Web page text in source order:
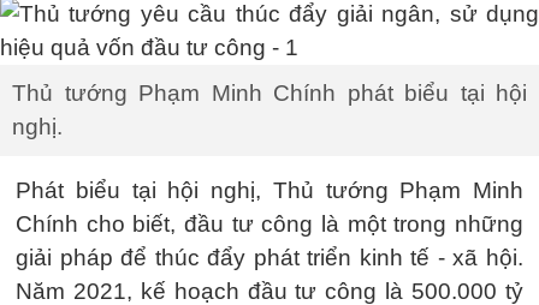
Thủ tướng Phạm Minh Chính phát biểu tại hội
nghị.
Phát biểu tại hội nghị, Thủ tướng Phạm Minh
Chính cho biết, đầu tư công là một trong những
giải pháp để thúc đẩy phát triển kinh tế - xã hội.
Năm 2021, kế hoạch đầu tư công là 500.000 tỷ